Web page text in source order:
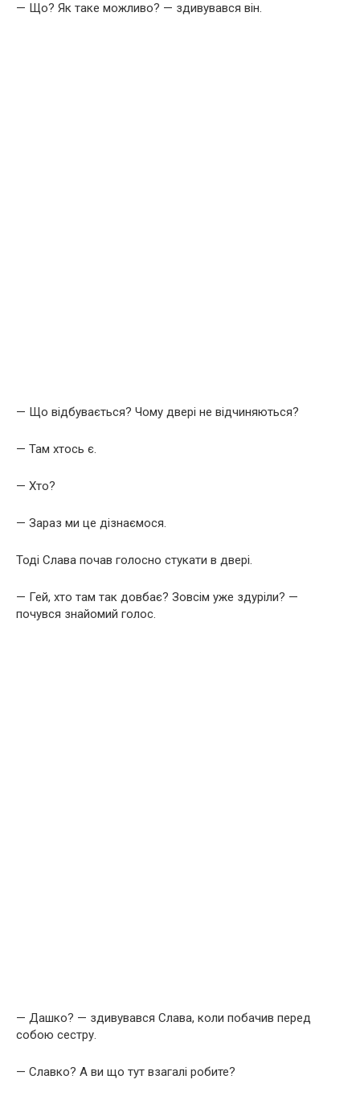
— Що? Як таке можливо? — здивувався він.
— Що відбувається? Чому двері не відчиняються?
— Там хтось є.
— Хто?
— Зараз ми це дізнаємося.
Тоді Слава почав голосно стукати в двері.
— Гей, хто там так довбає? Зовсім уже здуріли? —
почувся знайомий голос.
— Дашко? — здивувався Слава, коли побачив перед
собою сестру.
— Славко? А ви що тут взагалі робите?